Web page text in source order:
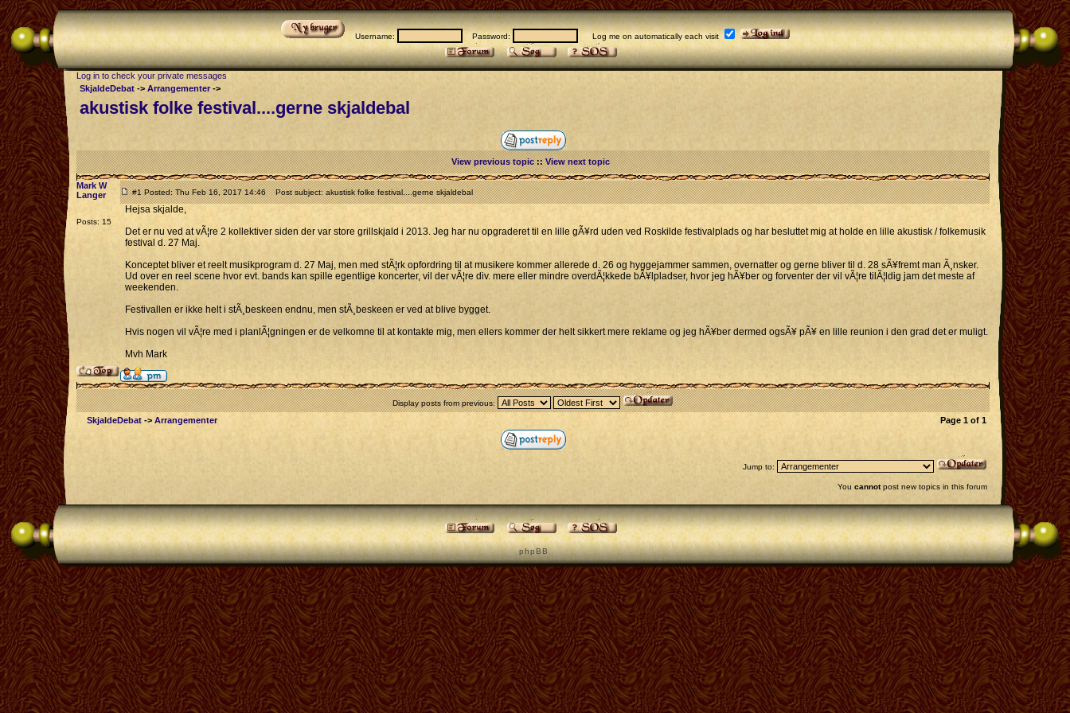
Username: Password: Log me on automatically each visit
Log in to check your private messages
SkjaldeDebat -> Arrangementer->
akustisk folke festival....gerne skjaldebal
View previous topic::View next topic
Mark W
Langer
Posts: 15
#1 Posted: Thu Feb 16, 2017 14:46 Post subject: akustisk folke festival....gerne skjaldebal
Hejsa skjalde,
Det er nu ved at vÃ¦re 2 kollektiver siden der var store grillskjald i 2013. Jeg har nu opgraderet til en lille gÃ¥rd uden ved Roskilde festivalplads og har besluttet mig at holde en lille akustisk / folkemusik
festival d. 27 Maj.
Konceptet bliver et reelt musikprogram d. 27 Maj, men med stÃ¦rk opfordring til at musikere kommer allerede d. 26 og hyggejammer sammen, overnatter og gerne bliver til d. 28 sÃ¥fremt man Ã¸nsker.
Ud over en reel scene hvor evt. bands kan spille egentlige koncerter, vil der vÃ¦re div. mere eller mindre overdÃ¦kkede bÃ¥lpladser, hvor jeg hÃ¥ber og forventer der vil vÃ¦re tilÃ¦ldig jam det meste af
weekenden.
Festivallen er ikke helt i stÃ¸beskeen endnu, men stÃ¸beskeen er ved at blive bygget.
Hvis nogen vil vÃ¦re med i planlÃ¦gningen er de velkomne til at kontakte mig, men ellers kommer der helt sikkert mere reklame og jeg hÃ¥ber dermed ogsÃ¥ pÃ¥ en lille reunion i den grad det er muligt.
Mvh Mark
Display posts from previous:
SkjaldeDebat -> Arrangementer Page 1 of 1
Jump to:
You cannotpost new topics in this forum
p h p B B